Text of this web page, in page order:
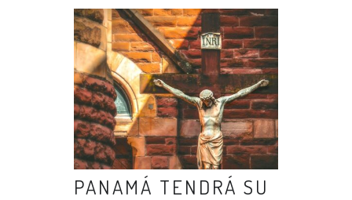
PANAMÁ TENDRÁ SU